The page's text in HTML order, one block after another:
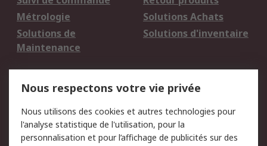
Métrologie
Solutions Achats
Solutions de
Maintenance
Solutions d'inventaire
du site
Politique de protection
Sécurité des E-mails
Nous respectons votre vie privée
Nous utilisons des cookies et autres technologies pour
l'analyse statistique de l'utilisation, pour la
personnalisation et pour l’affichage de publicités sur des